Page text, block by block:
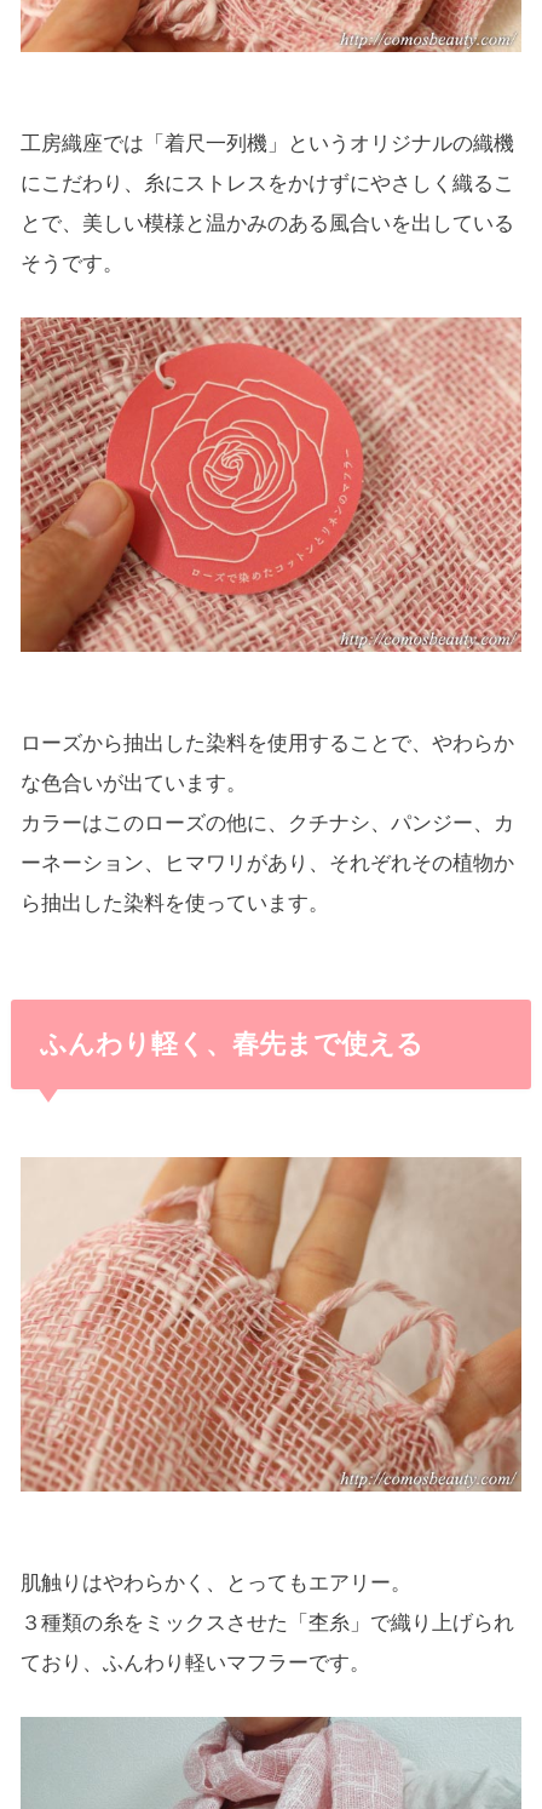
工房織座では「着尺一列機」というオリジナルの織機
にこだわり、糸にストレスをかけずにやさしく織るこ
とで、美しい模様と温かみのある風合いを出している
そうです。
ローズから抽出した染料を使用することで、やわらか
な色合いが出ています。
カラーはこのローズの他に、クチナシ、パンジー、カ
ーネーション、ヒマワリがあり、それぞれその植物か
ら抽出した染料を使っています。
ふんわり軽く、春先まで使える
肌触りはやわらかく、とってもエアリー。
３種類の糸をミックスさせた「杢糸」で織り上げられ
ており、ふんわり軽いマフラーです。